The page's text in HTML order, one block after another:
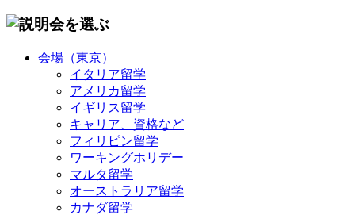
会場（東京）
イタリア留学
アメリカ留学
イギリス留学
キャリア、資格など
フィリピン留学
ワーキングホリデー
マルタ留学
オーストラリア留学
カナダ留学